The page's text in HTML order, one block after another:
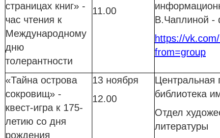
страницах книг» -
час чтения к
Международному
дню
толерантности
11.00
В.Чаплиной
https://
from=group
«Тайна острова
сокровищ» -
квест-игра к 175-
летию со дня
рождения
13 ноября
12.00
Центральная
библиотека
Отдел
литературы